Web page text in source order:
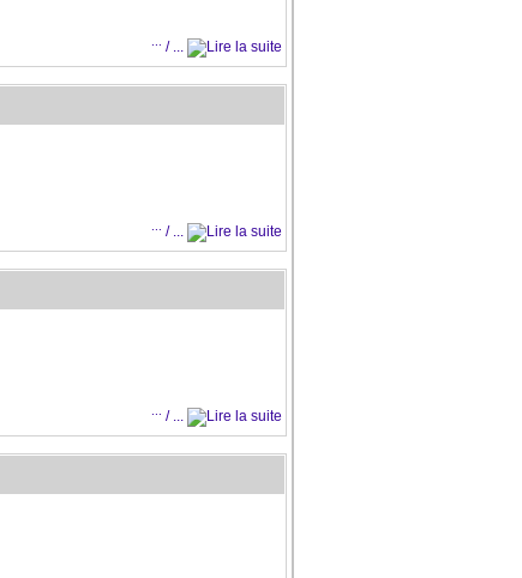
/ ...
/ ...
/ ...